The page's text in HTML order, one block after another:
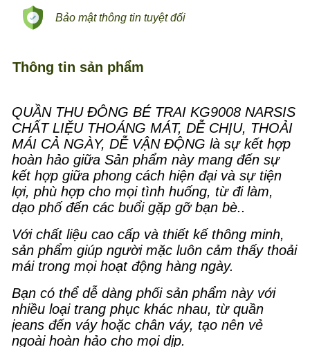
Bảo mật thông tin tuyệt đối
Thông tin sản phẩm
QUẦN THU ĐÔNG BÉ TRAI KG9008 NARSIS
CHẤT LIỆU THOÁNG MÁT, DỄ CHỊU, THOẢI
MÁI CẢ NGÀY, DỄ VẬN ĐỘNG là sự kết hợp
hoàn hảo giữa Sản phẩm này mang đến sự
kết hợp giữa phong cách hiện đại và sự tiện
lợi, phù hợp cho mọi tình huống, từ đi làm,
dạo phố đến các buổi gặp gỡ bạn bè..
Với chất liệu cao cấp và thiết kế thông minh,
sản phẩm giúp người mặc luôn cảm thấy thoải
mái trong mọi hoạt động hàng ngày.
Bạn có thể dễ dàng phối sản phẩm này với
nhiều loại trang phục khác nhau, từ quần
jeans đến váy hoặc chân váy, tạo nên vẻ
ngoài hoàn hảo cho mọi dịp.